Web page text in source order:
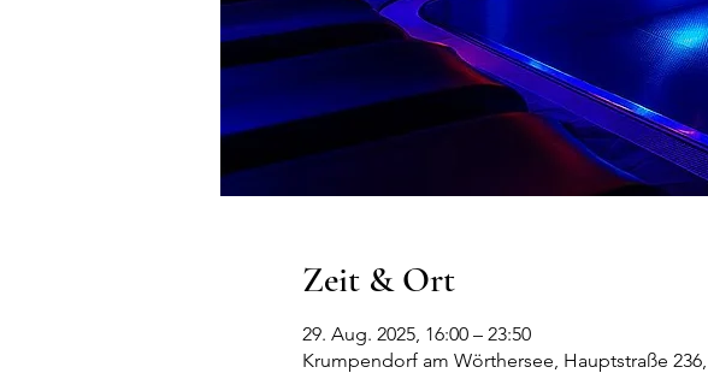
Zeit & Ort
29. Aug. 2025, 16:00 – 23:50
Krumpendorf am Wörthersee, Hauptstraße